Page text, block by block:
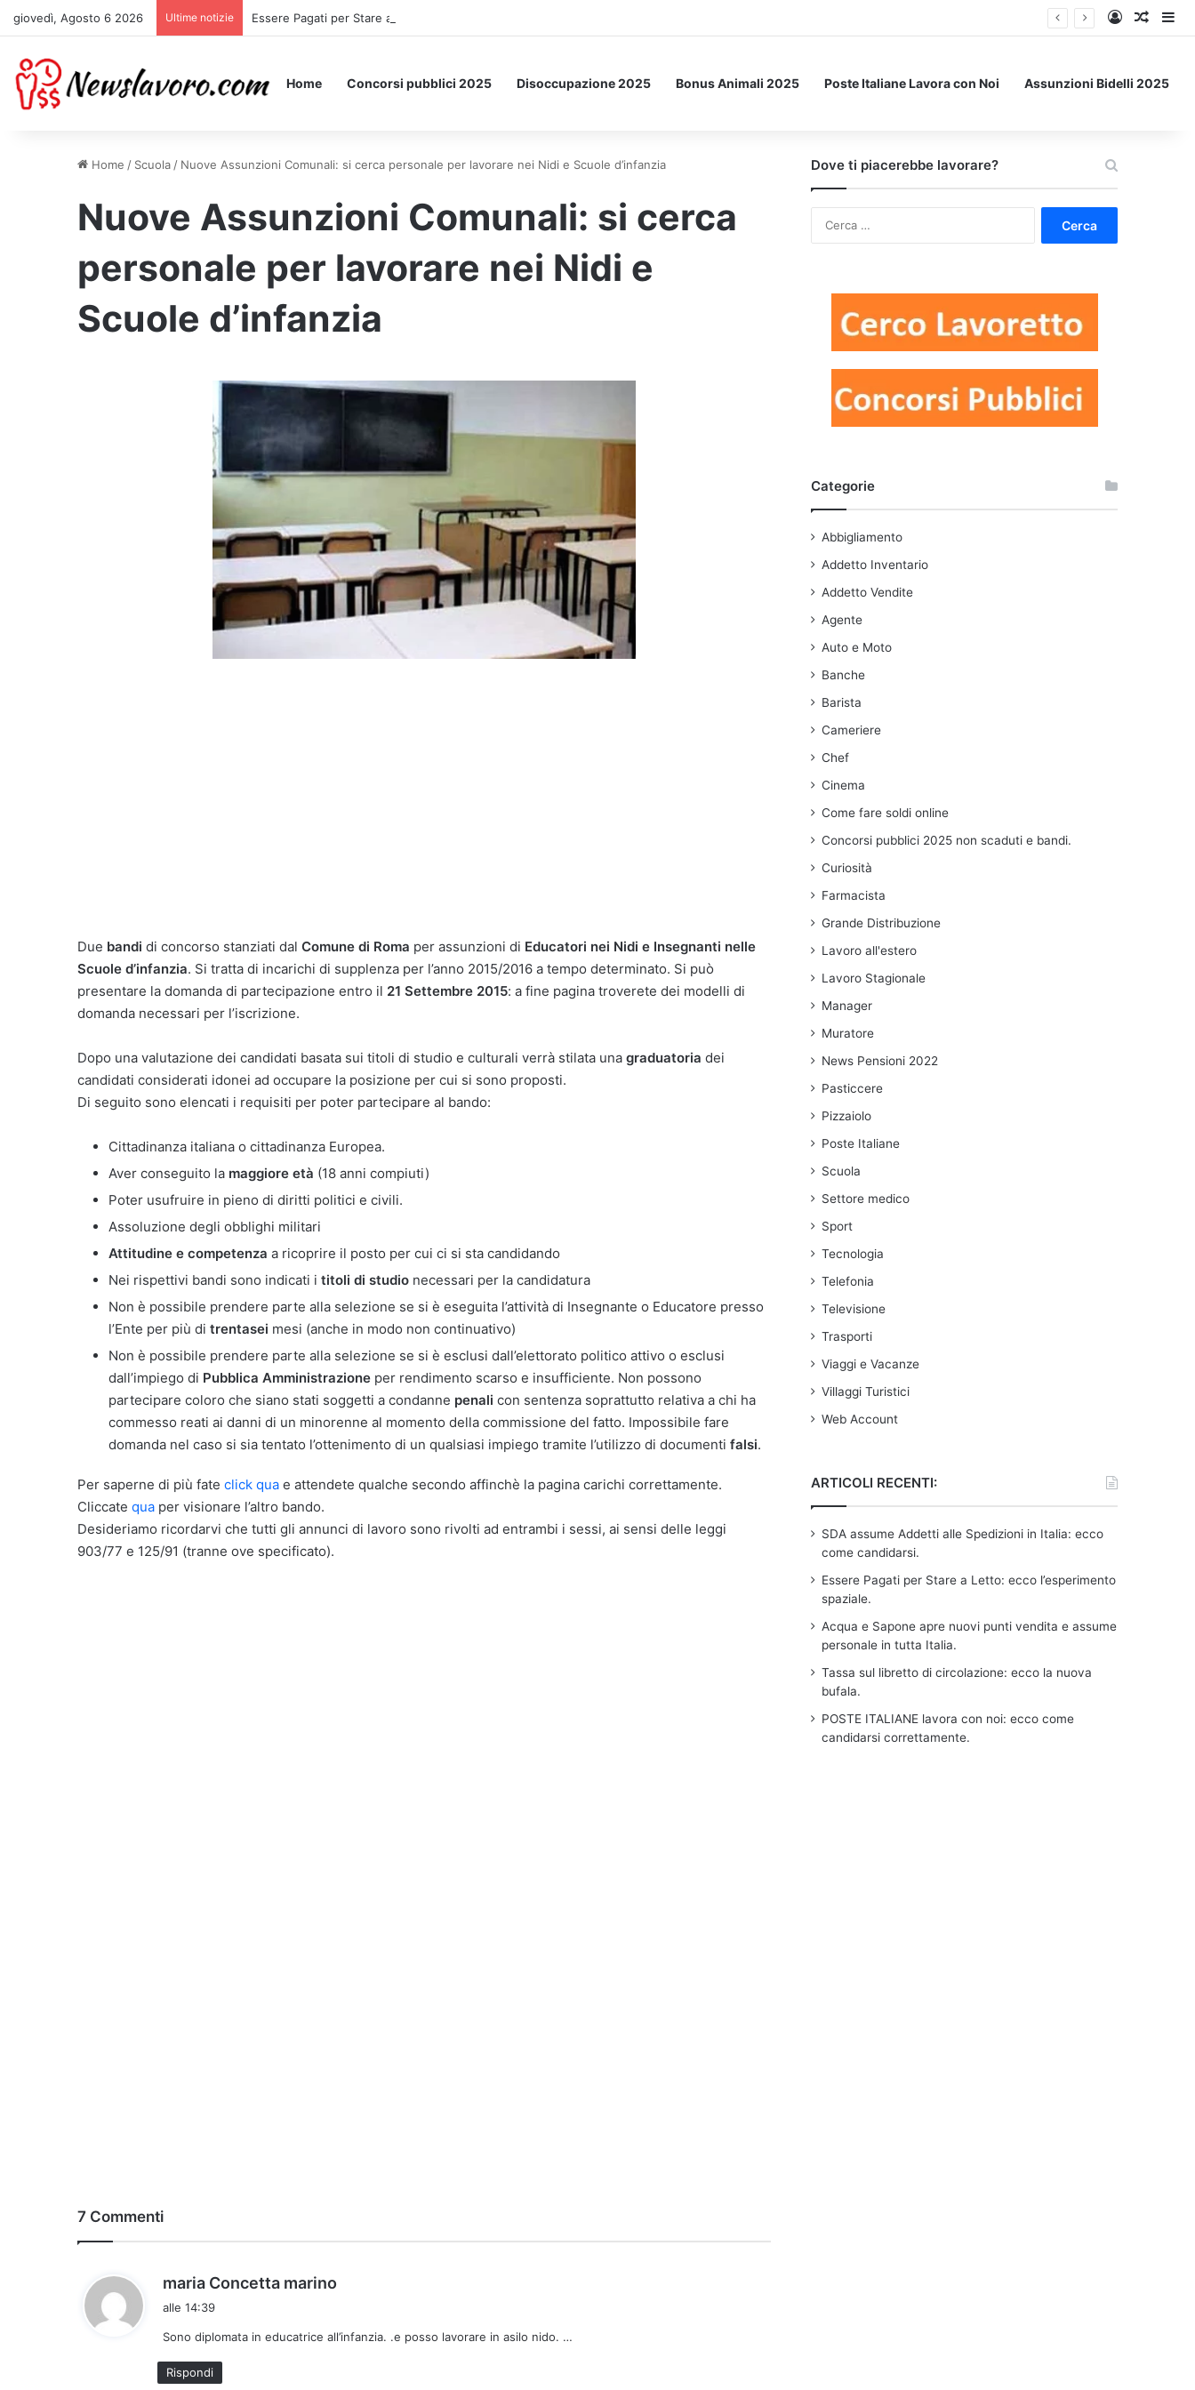
giovedì, Agosto 6 2026 Ultime notizie Essere Pagati per Stare a Letto: ecco l’esperimento spaziale. Accedi
Un
Home Concorsi pubblici 2025 Disoccupazione 2025 Bonus Animali 2025 Poste Italiane Lavora con Noi Assunzioni Bidelli 2025
Home / Scuola / Nuove Assunzioni Comunali: si cerca personale per lavorare nei Nidi e Scuole d’infanzia
Nuove Assunzioni Comunali: si cerca
personale per lavorare nei Nidi e
Scuole d’infanzia
Due bandi di concorso stanziati dal Comune di Roma per assunzioni di Educatori nei Nidi e Insegnanti nelle
Scuole d’infanzia. Si tratta di incarichi di supplenza per l’anno 2015/2016 a tempo determinato. Si può
presentare la domanda di partecipazione entro il 21 Settembre 2015: a fine pagina troverete dei modelli di
domanda necessari per l’iscrizione.
Dopo una valutazione dei candidati basata sui titoli di studio e culturali verrà stilata una graduatoria dei
candidati considerati idonei ad occupare la posizione per cui si sono proposti.
Di seguito sono elencati i requisiti per poter partecipare al bando:
Cittadinanza italiana o cittadinanza Europea.
Aver conseguito la maggiore età (18 anni compiuti)
Poter usufruire in pieno di diritti politici e civili.
Assoluzione degli obblighi militari
Attitudine e competenza a ricoprire il posto per cui ci si sta candidando
Nei rispettivi bandi sono indicati i titoli di studio necessari per la candidatura
Non è possibile prendere parte alla selezione se si è eseguita l’attività di Insegnante o Educatore presso
l’Ente per più di trentasei mesi (anche in modo non continuativo)
Non è possibile prendere parte alla selezione se si è esclusi dall’elettorato politico attivo o esclusi
dall’impiego di Pubblica Amministrazione per rendimento scarso e insufficiente. Non possono
partecipare coloro che siano stati soggetti a condanne penali con sentenza soprattutto relativa a chi ha
commesso reati ai danni di un minorenne al momento della commissione del fatto. Impossibile fare
domanda nel caso si sia tentato l’ottenimento di un qualsiasi impiego tramite l’utilizzo di documenti falsi.
Per saperne di più fate click qua e attendete qualche secondo affinchè la pagina carichi correttamente.
Cliccate qua per visionare l’altro bando.
Desideriamo ricordarvi che tutti gli annunci di lavoro sono rivolti ad entrambi i sessi, ai sensi delle leggi
903/77 e 125/91 (tranne ove specificato).
7 Commenti
maria Concetta marino
e
alle 14:39
Sono diplomata in educatrice all’infanzia. .e posso lavorare in asilo nido. …
Rispondi
Dove ti piacerebbe lavorare?
Categorie
Abbigliamento
Addetto Inventario
Addetto Vendite
Agente
Auto e Moto
Banche
Barista
Cameriere
Chef
Cinema
Come fare soldi online
Concorsi pubblici 2025 non scaduti e bandi.
Curiosità
Farmacista
Grande Distribuzione
Lavoro all'estero
Lavoro Stagionale
Manager
Muratore
News Pensioni 2022
Pasticcere
Pizzaiolo
Poste Italiane
Scuola
Settore medico
Sport
Tecnologia
Telefonia
Televisione
Trasporti
Viaggi e Vacanze
Villaggi Turistici
Web Account
ARTICOLI RECENTI:
SDA assume Addetti alle Spedizioni in Italia: ecco
come candidarsi.
Essere Pagati per Stare a Letto: ecco l’esperimento
spaziale.
Acqua e Sapone apre nuovi punti vendita e assume
personale in tutta Italia.
Tassa sul libretto di circolazione: ecco la nuova
bufala.
POSTE ITALIANE lavora con noi: ecco come
candidarsi correttamente.